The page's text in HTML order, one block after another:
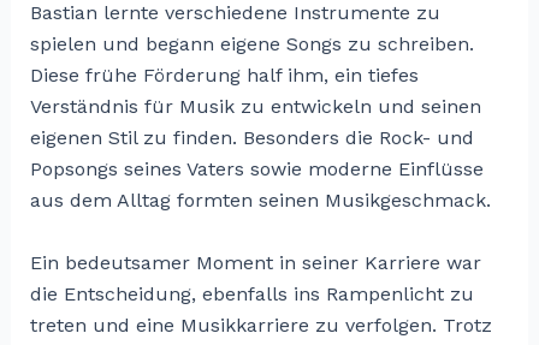
Bastian lernte verschiedene Instrumente zu
spielen und begann eigene Songs zu schreiben.
Diese frühe Förderung half ihm, ein tiefes
Verständnis für Musik zu entwickeln und seinen
eigenen Stil zu finden. Besonders die Rock- und
Popsongs seines Vaters sowie moderne Einflüsse
aus dem Alltag formten seinen Musikgeschmack.
Ein bedeutsamer Moment in seiner Karriere war
die Entscheidung, ebenfalls ins Rampenlicht zu
treten und eine Musikkarriere zu verfolgen. Trotz